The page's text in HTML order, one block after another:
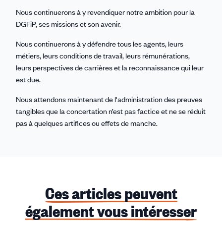
Nous continuerons à y revendiquer notre ambition pour la
DGFiP, ses missions et son avenir.
Nous continuerons à y défendre tous les agents, leurs
métiers, leurs conditions de travail, leurs rémunérations,
leurs perspectives de carrières et la reconnaissance qui leur
est due.
Nous attendons maintenant de l'administration des preuves
tangibles que la concertation n’est pas factice et ne se réduit
pas à quelques artifices ou effets de manche.
Ces articles peuvent
également vous intéresser